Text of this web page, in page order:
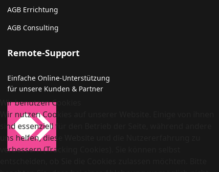
AGB Errichtung
AGB Consulting
Remote-Support
Einfache Online-Unterstützung
für unsere Kunden & Partner
Wir benutzen Cookies
Wir nutzen Cookies auf unserer Website. Einige von ihnen
sind essenziell für den Betrieb der Seite, während andere
uns helfen, diese Website und die Nutzererfahrung zu
verbessern (Tracking Cookies). Sie können selbst